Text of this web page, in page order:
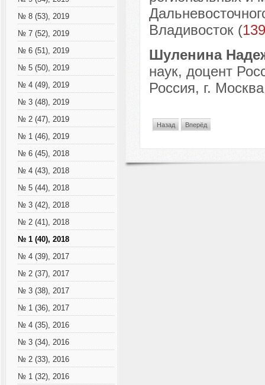
№ 8 (53), 2019
№ 7 (52), 2019
№ 6 (51), 2019
№ 5 (50), 2019
№ 4 (49), 2019
№ 3 (48), 2019
№ 2 (47), 2019
№ 1 (46), 2019
№ 6 (45), 2018
№ 4 (43), 2018
№ 5 (44), 2018
№ 3 (42), 2018
№ 2 (41), 2018
№ 1 (40), 2018
№ 4 (39), 2017
№ 2 (37), 2017
№ 3 (38), 2017
№ 1 (36), 2017
№ 4 (35), 2016
№ 3 (34), 2016
№ 2 (33), 2016
№ 1 (32), 2016
Владивосток (
Шуленина
наук, доцент
Россия, г.
Назад Вперёд